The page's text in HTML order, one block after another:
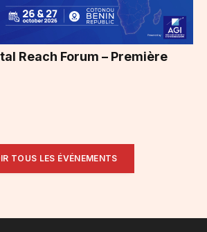
Reach Forum – Première
TOUS LES ÉVÉNEMENTS